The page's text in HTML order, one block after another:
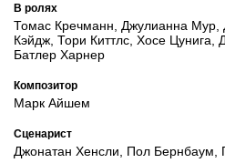
В ролях
Томас Кречманн, Джулианна Мур,
Кэйдж, Тори Киттлс, Хосе
Батлер Харнер
Композитор
Марк Айшем
Сценарист
Джонатан Хенсли, Пол Бернбаум,